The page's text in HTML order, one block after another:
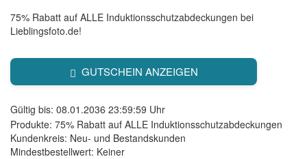
75% Rabatt auf ALLE Induktionsschutzabdeckungen bei
Lieblingsfoto.de!
GUTSCHEIN ANZEIGEN
Gültig bis: 08.01.2036 23:59:59 Uhr
Produkte: 75% Rabatt auf ALLE Induktionsschutzabdeckungen
Kundenkreis: Neu- und Bestandskunden
Mindestbestellwert: Keiner